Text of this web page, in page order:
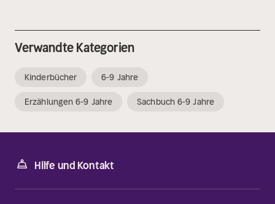
Verwandte Kategorien
Kinderbücher 6-9 Jahre
Erzählungen 6-9 Jahre Sachbuch 6-9 Jahre
Hilfe und Kontakt